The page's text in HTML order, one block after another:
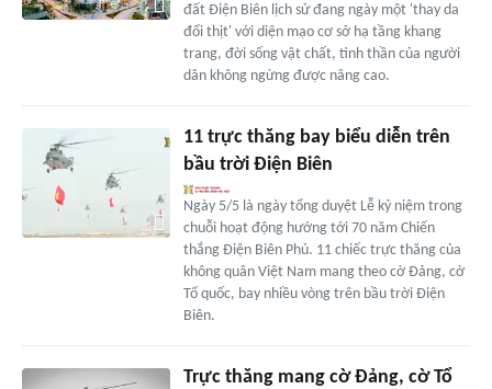
đất Điện Biên lịch sử đang ngày một 'thay da
đổi thịt' với diện mạo cơ sở hạ tầng khang
trang, đời sống vật chất, tinh thần của người
dân không ngừng được nâng cao.
11 trực thăng bay biểu diễn trên
bầu trời Điện Biên
Ngày 5/5 là ngày tổng duyệt Lễ kỷ niệm trong
chuỗi hoạt động hướng tới 70 năm Chiến
thắng Điện Biên Phủ. 11 chiếc trực thăng của
không quân Việt Nam mang theo cờ Đảng, cờ
Tổ quốc, bay nhiều vòng trên bầu trời Điện
Biên.
Trực thăng mang cờ Đảng, cờ Tổ